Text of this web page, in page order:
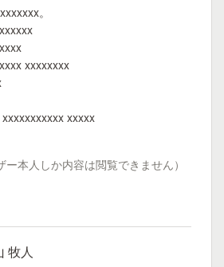
。
xxxxxxxx
xxxxx
ー本人しか内容は閲覧できません）
牧人